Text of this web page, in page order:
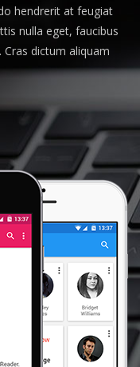
hendrerit at feugiat
nulla eget, faucibus
dictum aliquam